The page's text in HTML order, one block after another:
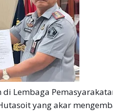
di Lembaga
yang akar